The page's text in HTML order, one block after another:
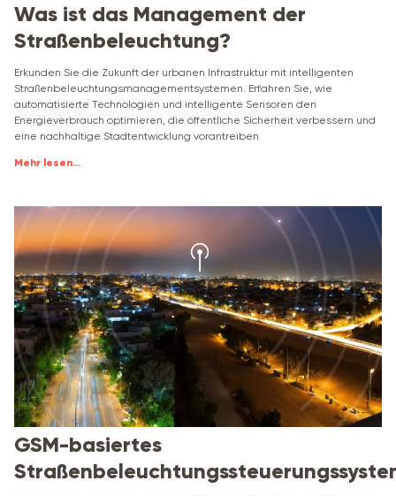
Was ist das Management der
Straßenbeleuchtung?
Erkunden Sie die Zukunft der urbanen Infrastruktur mit intelligenten
Straßenbeleuchtungsmanagementsystemen. Erfahren Sie, wie
automatisierte Technologien und intelligente Sensoren den
Energieverbrauch optimieren, die öffentliche Sicherheit verbessern und
eine nachhaltige Stadtentwicklung vorantreiben
Mehr lesen...
GSM-basiertes